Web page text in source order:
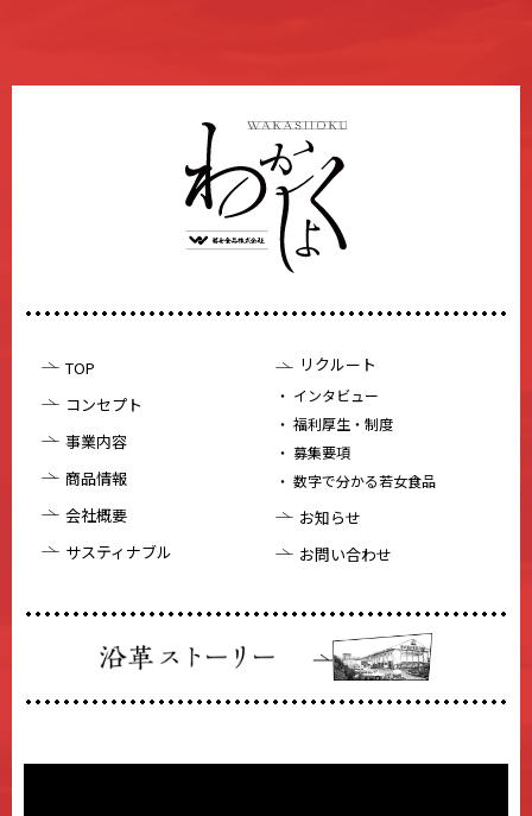
TOP
コンセプト
事業内容
商品情報
会社概要
サスティナブル
リクルート
インタビュー
福利厚生・制度
募集要項
数字で分かる若女食品
お知らせ
お問い合わせ